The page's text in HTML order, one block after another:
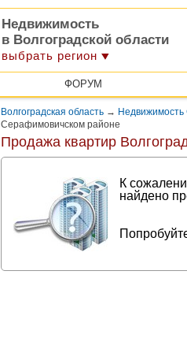
Недвижимость
в Волгоградской области
выбрать регион
ФОРУМ
Волгоградская область →
Серафимовичском районе
Продажа квартир
К
найдено